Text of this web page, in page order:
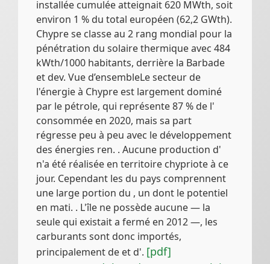
installée cumulée atteignait 620 MWth, soit
environ 1 % du total européen (62,2 GWth).
Chypre se classe au 2 rang mondial pour la
pénétration du solaire thermique avec 484
kWth/1000 habitants, derrière la Barbade
et dev. Vue d’ensembleLe secteur de
l'énergie à Chypre est largement dominé
par le pétrole, qui représente 87 % de l'
consommée en 2020, mais sa part
régresse peu à peu avec le développement
des énergies ren. . Aucune production d'
n'a été réalisée en territoire chypriote à ce
jour. Cependant les du pays comprennent
une large portion du , un dont le potentiel
en mati. . L'île ne possède aucune — la
seule qui existait a fermé en 2012 —, les
carburants sont donc importés,
principalement de et d'. [pdf]